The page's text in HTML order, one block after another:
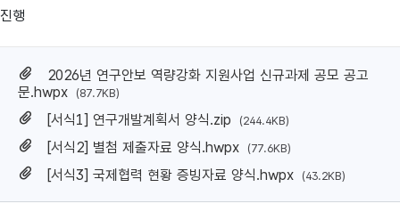
진행
2026년 연구안보 역량강화 지원사업 신규과제 공모 공고
문.hwpx
(87.7KB)
[서식1] 연구개발계획서 양식.zip (244.4KB)
[서식2] 별첨 제출자료 양식.hwpx (77.6KB)
[서식3] 국제협력 현황 증빙자료 양식.hwpx (43.2KB)